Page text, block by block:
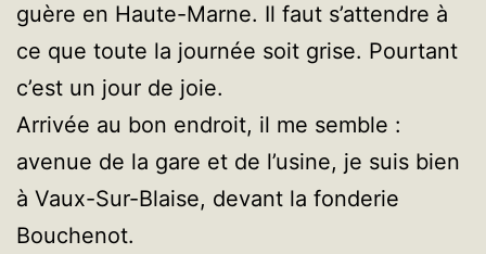
guère en Haute-Marne. Il faut s’attendre à
ce que toute la journée soit grise. Pourtant
c’est un jour de joie.
Arrivée au bon endroit, il me semble :
avenue de la gare et de l’usine, je suis bien
à Vaux-Sur-Blaise, devant la fonderie
Bouchenot.